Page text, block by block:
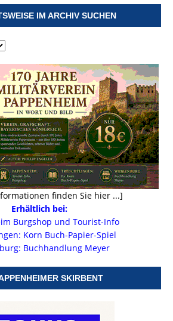
IM ARCHIV SUCHEN
finden Sie hier ...]
Erhältlich bei:
Burgshop und Tourist-Info
Korn Buch-Papier-Spiel
Buchhandlung Meyer
SKIRBENT